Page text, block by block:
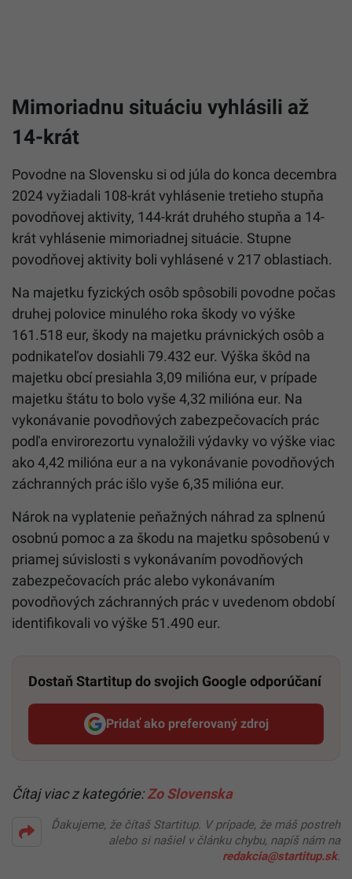
Mimoriadnu situáciu vyhlásili až
14-krát
Povodne na Slovensku si od júla do konca decembra
2024 vyžiadali 108-krát vyhlásenie tretieho stupňa
povodňovej aktivity, 144-krát druhého stupňa a 14-
krát vyhlásenie mimoriadnej situácie. Stupne
povodňovej aktivity boli vyhlásené v 217 oblastiach.
Na majetku fyzických osôb spôsobili povodne počas
druhej polovice minulého roka škody vo výške
161.518 eur, škody na majetku právnických osôb a
podnikateľov dosiahli 79.432 eur. Výška škôd na
majetku obcí presiahla 3,09 milióna eur, v prípade
majetku štátu to bolo vyše 4,32 milióna eur. Na
vykonávanie povodňových zabezpečovacích prác
podľa envirorezortu vynaložili výdavky vo výške viac
ako 4,42 milióna eur a na vykonávanie povodňových
záchranných prác išlo vyše 6,35 milióna eur.
Nárok na vyplatenie peňažných náhrad za splnenú
osobnú pomoc a za škodu na majetku spôsobenú v
priamej súvislosti s vykonávaním povodňových
zabezpečovacích prác alebo vykonávaním
povodňových záchranných prác v uvedenom období
identifikovali vo výške 51.490 eur.
Dostaň Startitup do svojich Google odporúčaní
Pridať ako preferovaný zdroj
Startitup, odkaz sa otvorí v
Čítaj viac z kategórie:Zo Slovenska
Ďakujeme, že čítaš Startitup. V prípade, že máš postreh
alebo si našiel v článku chybu, napíš nám na
redakcia@startitup.sk.